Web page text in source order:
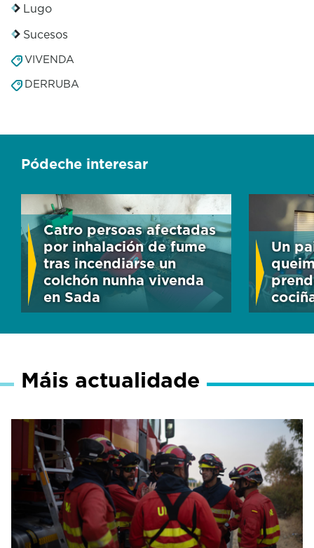
Lugo
Sucesos
VIVENDA
DERRUBA
Pódeche interesar
Catro persoas afectadas
por inhalación de fume
tras incendiarse un
colchón nunha vivenda
en Sada
Un
Máis actualidade